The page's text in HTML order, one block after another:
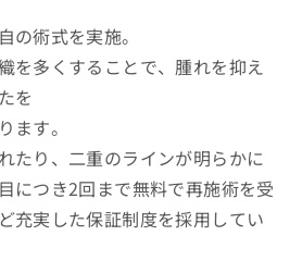
の術式を実施。
を多くすることで、腫れを抑え
を
ます。
たり、二重のラインが明らかに
につき2回まで無料で再施術を受
充実した保証制度を採用してい